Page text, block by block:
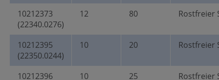
10212373
(22340.0276)
12 80 Rostfreier
10212395
(22350.0244)
10 20 Rostfreier
10212396
10 25 Rostfreier